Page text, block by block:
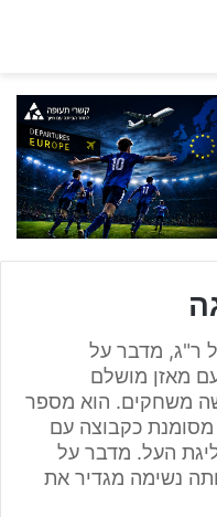
ר"ג, מדבר על
מאזן מושלם
משחקים. הוא מספר
מסומנת כקבוצה עם
העל. מדבר על
נשימה מגדיר את